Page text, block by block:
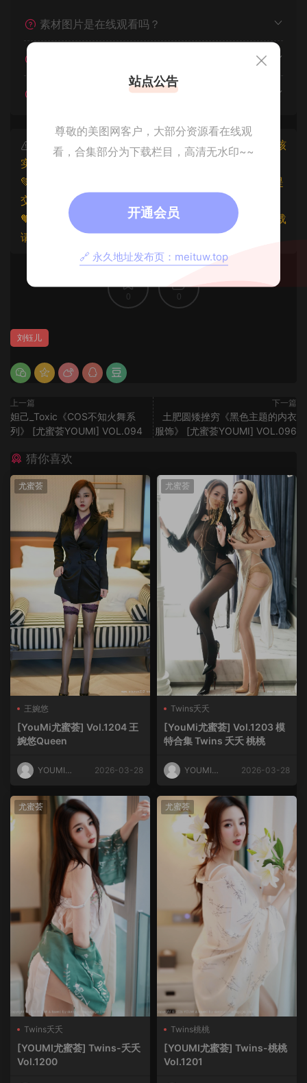
素材图片是在线观看吗？
遇见其他问题怎么办？
本文资源仅供个人参考学习，请勿批量搬运，一经核
实将封禁账号权限！
💚本文资源均来源网友分享，若侵犯了您的权益可以提
交工单处理。
🧡原文链接：
https://www.znjxg.com/196.html
，转载
请注明出处。
0 0
刘钰儿
上一篇
妲己_Toxic《COS不知火舞系
列》 [尤蜜荟YOUMI] VOL.094
下一篇
土肥圆矮挫穷《黑色主题的内衣
服饰》 [尤蜜荟YOUMI] VOL.096
猜你喜欢
尤蜜荟
王婉悠
[YouMi尤蜜荟] Vol.1204 王
婉悠Queen
YOUMI尤
2026-03-28
尤蜜荟
Twins夭夭
[YouMi尤蜜荟] Vol.1203 模
特合集 Twins 夭夭 桃桃
YOUMI尤
2026-03-28
尤蜜荟
Twins夭夭
[YOUMI尤蜜荟] Twins-夭夭
Vol.1200
尤蜜荟
Twins桃桃
[YOUMI尤蜜荟] Twins-桃桃
Vol.1201
站点公告
尊敬的美图网客户，大部分资源看在线观
看，合集部分为下载栏目，高清无水印~~
开通会员
🔗 永久地址发布页：meituw.top